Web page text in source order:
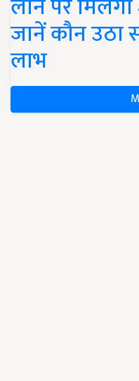
जानें कौन उठा
लाभ